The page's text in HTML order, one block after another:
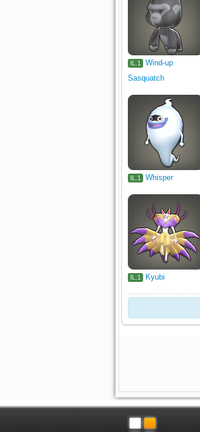
IL.1
Wind-up
Sasquatch
IL.1 Whisper
IL.1 Kyubi